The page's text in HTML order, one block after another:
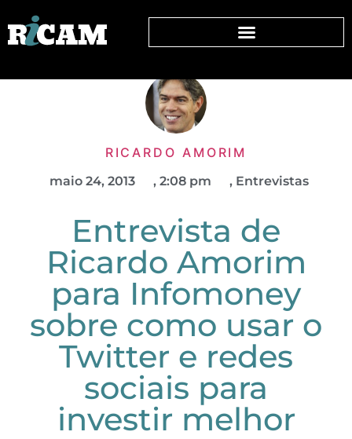
RICARDO AMORIM
maio 24, 2013 , 2:08 pm , Entrevistas
Entrevista de
Ricardo Amorim
para Infomoney
sobre como usar o
Twitter e redes
sociais para
investir melhor